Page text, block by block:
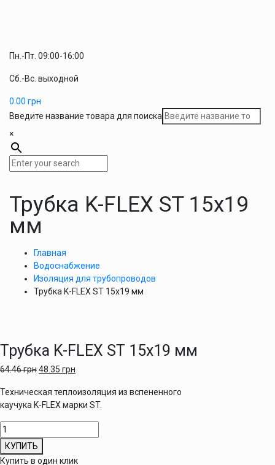
Пн.-Пт. 09:00-16:00
Сб.-Вс. выходной
0.00 грн
Введите название товара для поиска
×
Трубка K-FLEX ST 15х19
мм
Главная
Водоснабжение
Изоляция для трубопроводов
Трубка K-FLEX ST 15х19 мм
Трубка K-FLEX ST 15х19 мм
64.46грн48.35 грн
Техническая теплоизоляция из вспененного
каучука K-FLEX марки ST.
Количество
товара
Трубка
КУПИТЬ
Купить в один клик